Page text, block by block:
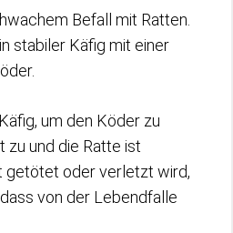
Befall mit Ratten.
stabiler Käfig mit einer
um den Köder zu
zu und die Ratte ist
getötet oder verletzt wird,
von der Lebendfalle